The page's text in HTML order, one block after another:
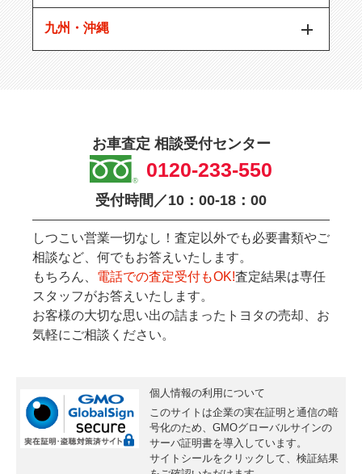
九州・沖縄
お車査定 相談受付センター
0120-233-550
受付時間／10：00-18：00
しつこい営業一切なし！査定以外でも必要書類やご
相談など、何でもお答えいたします。
もちろん、 電話での査定受付もOK!査定結果は専任
スタッフがお答えいたします。
お客様の大切な思い出の詰まったトヨタの売却、お
気軽にご相談ください。
個人情報の利用について
このサイトは企業の実在証明と通信の暗
号化のため、GMOグローバルサインの
サーバ証明書を導入しています。
サイトシールをクリックして、検証結果